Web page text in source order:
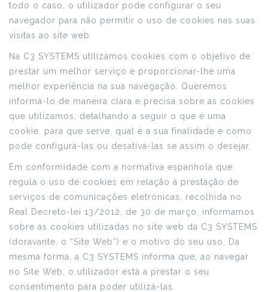
todo o caso, o utilizador pode configurar o seu
navegador para não permitir o uso de cookies nas suas
visitas ao site web.
Na C3 SYSTEMS utilizamos cookies com o objetivo de
prestar um melhor serviço e proporcionar-lhe uma
melhor experiência na sua navegação. Queremos
informá-lo de maneira clara e precisa sobre as cookies
que utilizamos, detalhando a seguir o que é uma
cookie, para que serve, qual é a sua finalidade e como
pode configurá-las ou desativá-las se assim o desejar.
Em conformidade com a normativa espanhola que
regula o uso de cookies em relação à prestação de
serviços de comunicações eletrónicas, recolhida no
Real Decreto-lei 13/2012, de 30 de março, informamos
sobre as cookies utilizadas no site web da C3 SYSTEMS
(doravante, o “Site Web”) e o motivo do seu uso. Da
mesma forma, a C3 SYSTEMS informa que, ao navegar
no Site Web, o utilizador está a prestar o seu
consentimento para poder utilizá-las.